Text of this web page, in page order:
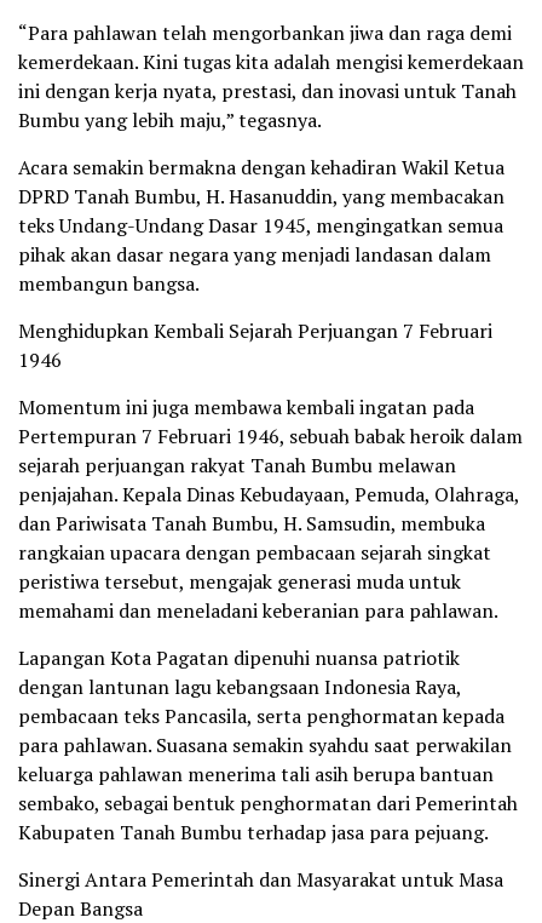
“Para pahlawan telah mengorbankan jiwa dan raga demi
kemerdekaan. Kini tugas kita adalah mengisi kemerdekaan
ini dengan kerja nyata, prestasi, dan inovasi untuk Tanah
Bumbu yang lebih maju,” tegasnya.
Acara semakin bermakna dengan kehadiran Wakil Ketua
DPRD Tanah Bumbu, H. Hasanuddin, yang membacakan
teks Undang-Undang Dasar 1945, mengingatkan semua
pihak akan dasar negara yang menjadi landasan dalam
membangun bangsa.
Menghidupkan Kembali Sejarah Perjuangan 7 Februari
1946
Momentum ini juga membawa kembali ingatan pada
Pertempuran 7 Februari 1946, sebuah babak heroik dalam
sejarah perjuangan rakyat Tanah Bumbu melawan
penjajahan. Kepala Dinas Kebudayaan, Pemuda, Olahraga,
dan Pariwisata Tanah Bumbu, H. Samsudin, membuka
rangkaian upacara dengan pembacaan sejarah singkat
peristiwa tersebut, mengajak generasi muda untuk
memahami dan meneladani keberanian para pahlawan.
Lapangan Kota Pagatan dipenuhi nuansa patriotik
dengan lantunan lagu kebangsaan Indonesia Raya,
pembacaan teks Pancasila, serta penghormatan kepada
para pahlawan. Suasana semakin syahdu saat perwakilan
keluarga pahlawan menerima tali asih berupa bantuan
sembako, sebagai bentuk penghormatan dari Pemerintah
Kabupaten Tanah Bumbu terhadap jasa para pejuang.
Sinergi Antara Pemerintah dan Masyarakat untuk Masa
Depan Bangsa